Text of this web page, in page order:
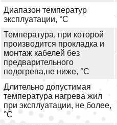
Диапазон температур
эксплуатации, °С
Температура, при которой
производится прокладка и
монтаж кабелей без
предварительного
подогрева,не ниже, °С
Длительно допустимая
температура нагрева жил
при эксплуатации, не более,
°С